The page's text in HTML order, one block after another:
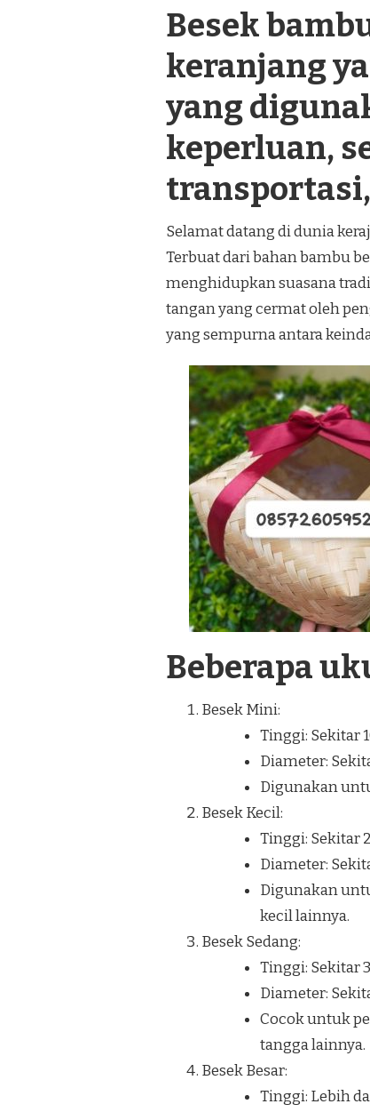
Besek
keranjang
yang
keperluan,
Selamat datang di dunia
Terbuat dari bahan bambu
menghidupkan suasana
tangan yang cermat oleh
yang sempurna antara
Beberapa
Besek Mini:
Tinggi: Sekitar
Diameter:
Digunakan
Besek Kecil:
Tinggi: Sekitar
Diameter:
Digunakan
kecil lainnya.
Besek Sedang:
Tinggi: Sekitar
Diameter:
Cocok untuk
tangga lainnya.
Besek Besar:
Tinggi: Lebih